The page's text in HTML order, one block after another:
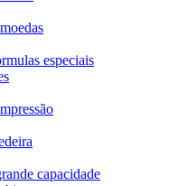
especiais
capacidade